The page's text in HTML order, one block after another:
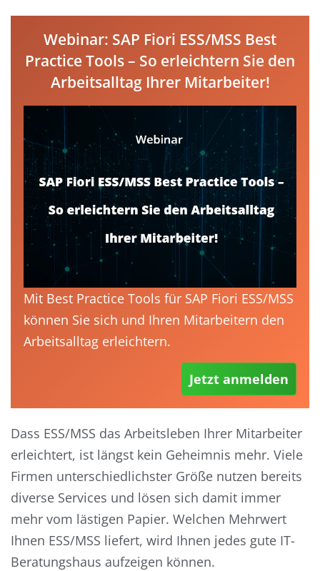
Webinar: SAP Fiori ESS/MSS Best
Practice Tools – So erleichtern Sie den
Arbeitsalltag Ihrer Mitarbeiter!
Mit Best Practice Tools für SAP Fiori ESS/MSS
können Sie sich und Ihren Mitarbeitern den
Arbeitsalltag erleichtern.
Jetzt anmelden
Dass ESS/MSS das Arbeitsleben Ihrer Mitarbeiter
erleichtert, ist längst kein Geheimnis mehr. Viele
Firmen unterschiedlichster Größe nutzen bereits
diverse Services und lösen sich damit immer
mehr vom lästigen Papier. Welchen Mehrwert
Ihnen ESS/MSS liefert, wird Ihnen jedes gute IT-
Beratungshaus aufzeigen können.